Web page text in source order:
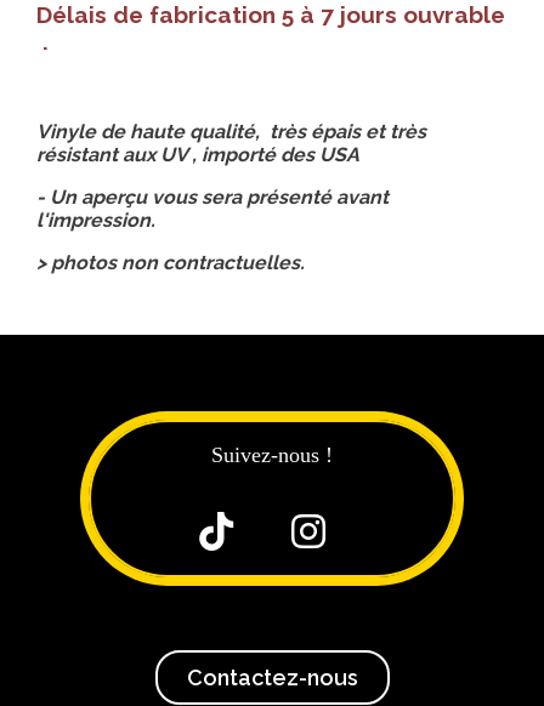
Délais de fabrication 5 à 7 jours ouvrable
.
Vinyle de haute qualité, très épais et très
résistant aux UV , importé des USA
- Un aperçu vous sera présenté avant
l'impression.
> photos non contractuelles.
Suivez-nous !
 
Contactez-nous